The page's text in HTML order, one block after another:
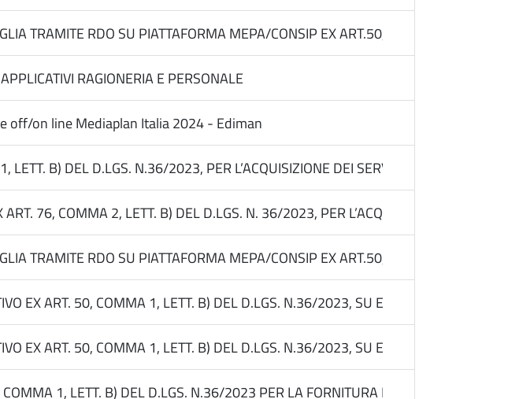
TRAMITE RDO SU PIATTAFORMA MEPA/CONSIP EX ART.50, COMMA 1,
RAGIONERIA E PERSONALE
off/on line Mediaplan Italia 2024 - Ediman
LETT. B) DEL D.LGS. N.36/2023, PER L’ACQUISIZIONE DEI SERVIZI DI
ART. 76, COMMA 2, LETT. B) DEL D.LGS. N. 36/2023, PER L’ACQUISIZIONE DEI
TRAMITE RDO SU PIATTAFORMA MEPA/CONSIP EX ART.50, COMMA 1,
EX ART. 50, COMMA 1, LETT. B) DEL D.LGS. N.36/2023, SU EM.PULIA PER
EX ART. 50, COMMA 1, LETT. B) DEL D.LGS. N.36/2023, SU EM.PULIA PER
1, LETT. B) DEL D.LGS. N.36/2023 PER LA FORNITURA DI LICENZE D’USO